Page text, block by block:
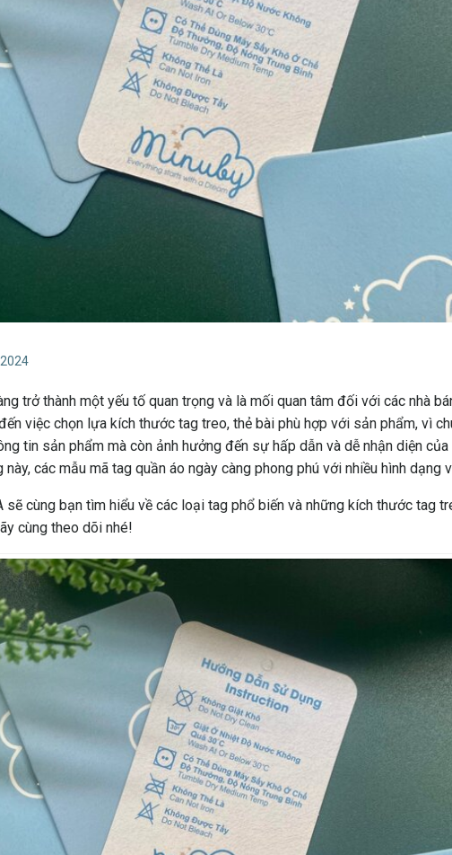
trở thành một yếu tố quan trọng và là mối quan tâm đối với các nhà
việc chọn lựa kích thước tag treo, thẻ bài phù hợp với sản phẩm, vì
tin sản phẩm mà còn ảnh hưởng đến sự hấp dẫn và dễ nhận diện
các mẫu mã tag quần áo ngày càng phong phú với nhiều hình dạng
sẽ cùng bạn tìm hiểu về các loại tag phổ biến và những kích thước tag
cùng theo dõi nhé!